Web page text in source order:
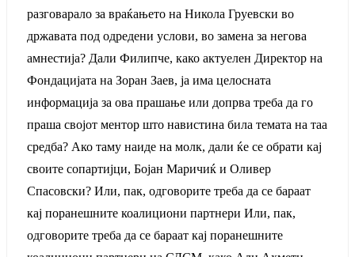
разговарало за враќањето на Никола Груевски во
државата под одредени услови, во замена за негова
амнестија? Дали Филипче, како актуелен Директор на
Фондацијата на Зоран Заев, ја има целосната
информација за ова прашање или допрва треба да го
праша својот ментор што навистина била темата на таа
средба? Ако таму наиде на молк, дали ќе се обрати кај
своите сопартијци, Бојан Маричиќ и Оливер
Спасовски? Или, пак, одговорите треба да се бараат
кај поранешните коалициони партнери Или, пак,
одговорите треба да се бараат кај поранешните